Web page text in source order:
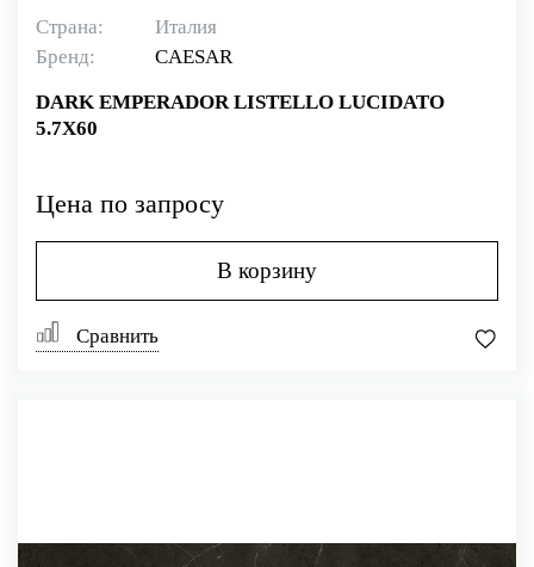
Страна:
Италия
Бренд:
CAESAR
DARK EMPERADOR LISTELLO LUCIDATO
5.7X60
Цена по запросу
В корзину
Сравнить